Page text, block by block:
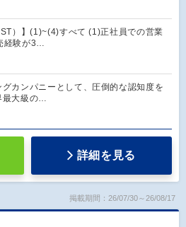
）】(1)~(4)すべて (1)正社員での営業
経験が3…
カンパニーとして、圧倒的な認知度を
大級の…
詳細を見る
掲載期間：26/07/30～26/08/17